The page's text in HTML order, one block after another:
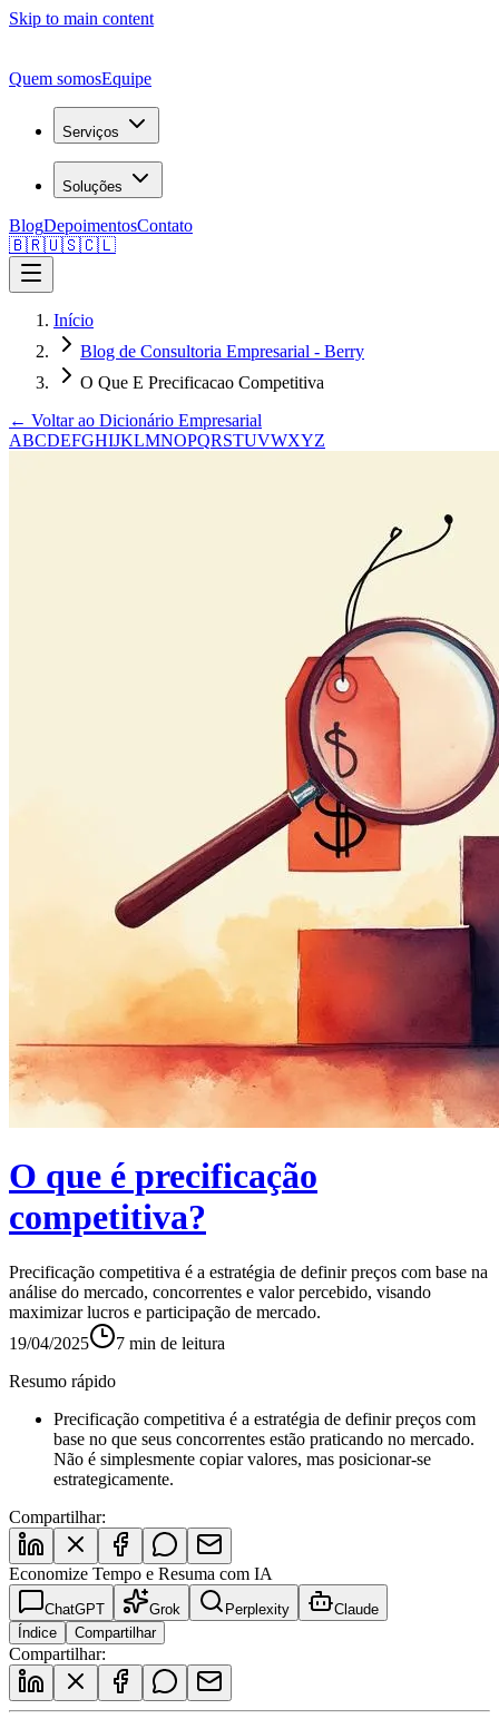
Skip to main content
Quem somosEquipe
Serviços
Soluções
BlogDepoimentosContato
🇧🇷🇺🇸🇨🇱
Início
Blog de Consultoria Empresarial - Berry
O Que E Precificacao Competitiva
← Voltar ao Dicionário Empresarial
ABCDEFGHIJKLMNOPQRSTUVWXYZ
O que é precificação
competitiva?
Precificação competitiva é a estratégia de definir preços com base na
análise do mercado, concorrentes e valor percebido, visando
maximizar lucros e participação de mercado.
19/04/2025
7 min de leitura
Resumo rápido
Precificação competitiva é a estratégia de definir preços com
base no que seus concorrentes estão praticando no mercado.
Não é simplesmente copiar valores, mas posicionar-se
estrategicamente.
Compartilhar:
Economize Tempo e Resuma com IA
ChatGPT Grok Perplexity
Claude
Índice
Compartilhar
Compartilhar: